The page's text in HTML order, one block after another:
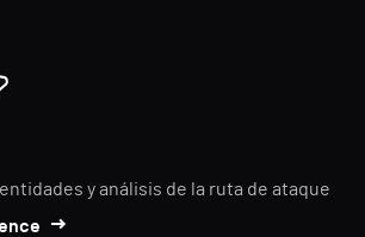
y análisis de la ruta de ataque